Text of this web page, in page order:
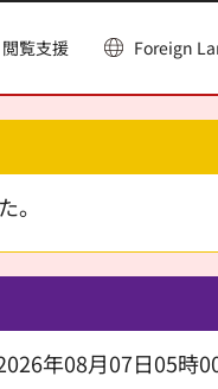
閲覧支援 Foreign
。
年08月07日05時